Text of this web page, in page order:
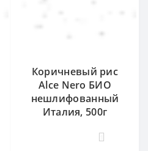
Коричневый рис
Alce Nero БИО
нешлифованный
Италия, 500г